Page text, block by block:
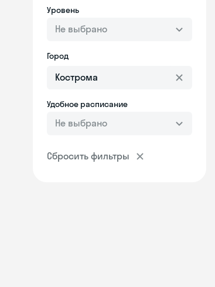
Уровень
Не выбрано
Город
Удобное расписание
Не выбрано
Сбросить фильтры